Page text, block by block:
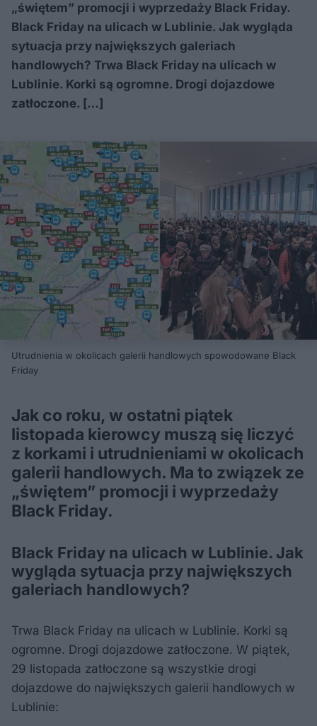
„świętem” promocji i wyprzedaży Black Friday.
Black Friday na ulicach w Lublinie. Jak wygląda
sytuacja przy największych galeriach
handlowych? Trwa Black Friday na ulicach w
Lublinie. Korki są ogromne. Drogi dojazdowe
zatłoczone. […]
Utrudnienia w okolicach galerii handlowych spowodowane Black
Friday
Jak co roku, w ostatni piątek
listopada kierowcy muszą się liczyć
z korkami i utrudnieniami w okolicach
galerii handlowych. Ma to związek ze
„świętem” promocji i wyprzedaży
Black Friday.
Black Friday na ulicach w Lublinie. Jak
wygląda sytuacja przy największych
galeriach handlowych?
Trwa Black Friday na ulicach w Lublinie. Korki są
ogromne. Drogi dojazdowe zatłoczone. W piątek,
29 listopada zatłoczone są wszystkie drogi
dojazdowe do największych galerii handlowych w
Lublinie: